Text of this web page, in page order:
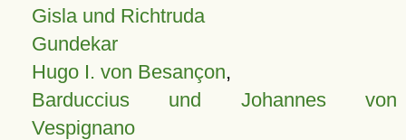
Gisla und Richtruda
Gundekar
Hugo I. von Besançon,
Barduccius und Johannes von
Vespignano